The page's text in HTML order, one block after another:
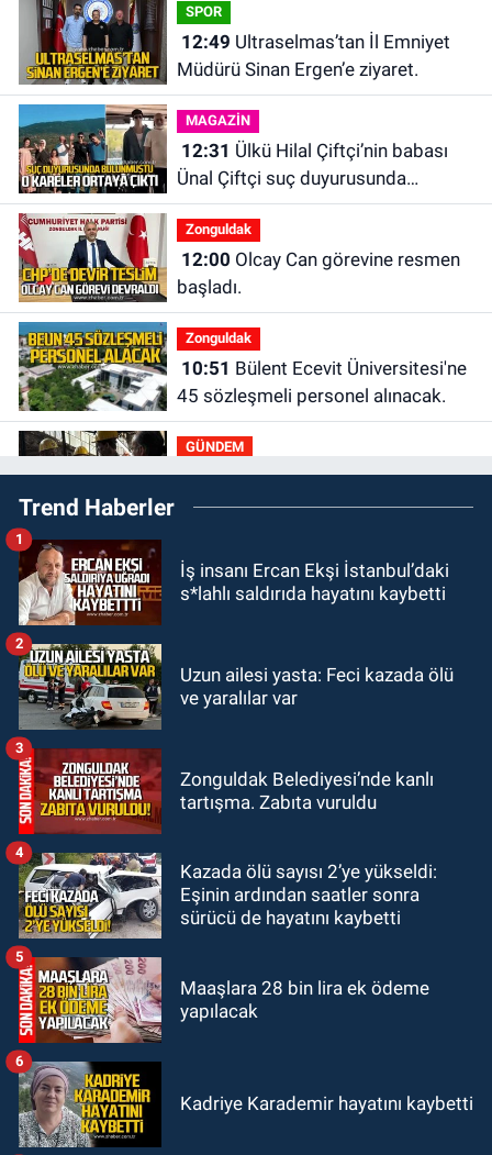
SPOR
12:49
Müdürü Sinan Ergen’e ziyaret.
MAGAZİN
12:31
Ünal Çiftçi suç duyurusunda
bulundu. Birlikte çekilen kareler
ortaya çıktı.
Zonguldak
12:00
başladı.
Zonguldak
10:51
45 sözleşmeli personel alınacak.
GÜNDEM
10:00Dışarıdakiler: Bir Zamanlar
Almanya’da’ 21 Ağustos’ta
22:57 Kim yeni kim eski!
21:11Zonguldak’ta A101
müşteriden iki kez tahsilat yaptı
20:48Zonguldaklı oyuncu Ülkü
Hilal Çiftçi'nin babasından suç
Trend Haberler
İş insanı Ercan Ekşi İstanbul’daki
s*lahlı saldırıda hayatını kaybetti
1
Uzun ailesi yasta: Feci kazada ölü
ve yaralılar var
2
Zonguldak Belediyesi’nde kanlı
tartışma. Zabıta vuruldu
3
Kazada ölü sayısı 2’ye yükseldi:
Eşinin ardından saatler sonra
sürücü de hayatını kaybetti
4
Maaşlara 28 bin lira ek ödeme
yapılacak
5
Kadriye Karademir hayatını kaybetti
6